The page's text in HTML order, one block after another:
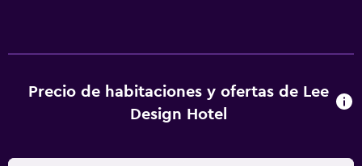
gratuitos. Este hotel en Yongin ofrece acceso a Internet
wifi gratis. Se ofrece una televisión LCD de 65 pulgadas
Precio de habitaciones y ofertas de Lee
Design Hotel